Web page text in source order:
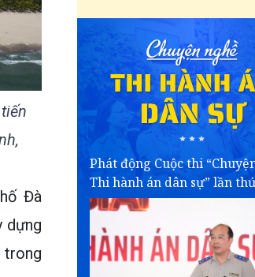
Đà
dựng
trong
Phát động Cuộc thi
Thi hành án dân sự” lần